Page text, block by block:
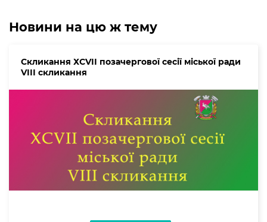
Новини на цю ж тему
Скликання ХСVІІ позачергової сесії міської ради
VІІІ скликання